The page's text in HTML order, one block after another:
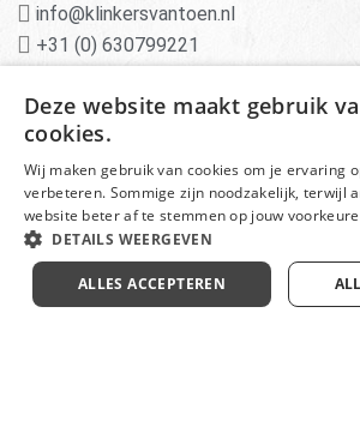
info@klinkersvantoen.nl
+31 (0) 630799221
Advies van experts
Deskundige klantenservice
Scherpe prijzen en aanbiedingen
© Klinkersvantoen.nl -
Deze website maakt gebruik
cookies.
Wij maken gebruik van cookies om je ervaring
verbeteren. Sommige zijn noodzakelijk, terwijl
website beter af te stemmen op jouw
DETAILS WEERGEVEN
ALLES ACCEPTEREN